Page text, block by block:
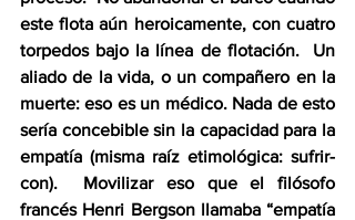
este flota aún heroicamente, con cuatro
torpedos bajo la línea de flotación.  Un
aliado de la vida, o un compañero en la
muerte: eso es un médico. Nada de esto
sería concebible sin la capacidad para la
empatía (misma raíz etimológica: sufrir-
con).  Movilizar eso que el filósofo
francés Henri Bergson llamaba “empatía